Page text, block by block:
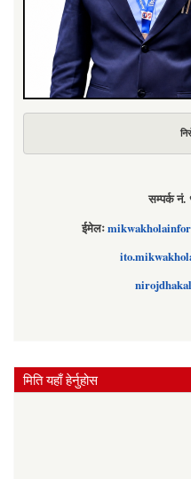
सम्पर्क
ईमेलः
मिति यहाँ हेर्नुहोस